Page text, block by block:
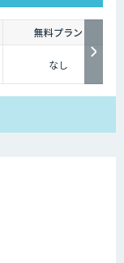
無料プラン
なし